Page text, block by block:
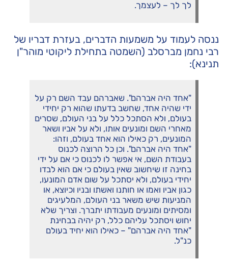
לך לך – לעצמך.
ננסה לעמוד על משמעות הדברים, בעזרת דבריו של
רבי נחמן מברסלב (השמטה בתחילת ליקוטי מוהר"ן
תנינא):
"אחד היה אברהם". שאברהם עבד השם רק על
ידי שהיה אחד, שחשב בדעתו שהוא רק יחידי
בעולם, ולא הסתכל כלל על בני העולם, שסרים
מאחרי השם ומונעים אותו, ולא על אביו ושאר
המונעים, רק כאילו הוא אחד בעולם, וזהו:
"אחד היה אברהם". וכן כל הרוצה לכנוס
בעבודת השם, אי אפשר לו לכנוס כי אם על ידי
בחינה זו שיחשוב שאין בעולם כי אם הוא לבדו
יחידי בעולם, ולא יסתכל על שום אדם המונעו,
כגון אביו ואמו או חותנו ואשתו ובניו וכיוצא, או
המניעות שיש משאר בני העולם, המלעיגים
ומסיתים ומונעים מעבודתו יתברך. וצריך שלא
יחוש ויסתכל עליהם כלל, רק יהיה בבחינת
"אחד היה אברהם" – כאילו הוא יחיד בעולם
כנ"ל.